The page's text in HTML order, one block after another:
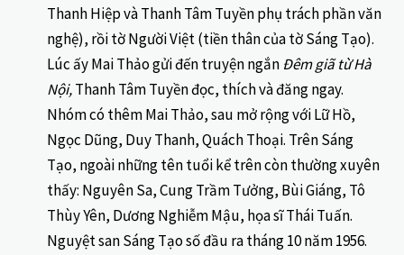
Thanh Hiệp và Thanh Tâm Tuyền phụ trách phần văn
nghệ), rồi tờ Người Việt (tiền thân của tờ Sáng Tạo).
Lúc ấy Mai Thảo gửi đến truyện ngắn Đêm giã từ Hà
Nội,Thanh Tâm Tuyền đọc, thích và đăng ngay.
Nhóm có thêm Mai Thảo, sau mở rộng với Lữ Hồ,
Ngọc Dũng, Duy Thanh, Quách Thoại. Trên Sáng
Tạo, ngoài những tên tuổi kể trên còn thường xuyên
thấy: Nguyên Sa, Cung Trầm Tưởng, Bùi Giáng, Tô
Thùy Yên, Dương Nghiễm Mậu, họa sĩ Thái Tuấn.
Nguyệt san Sáng Tạo số đầu ra tháng 10 năm 1956.